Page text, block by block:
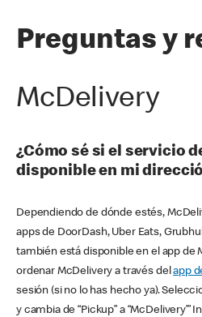
Preguntas y
McDelivery
¿Cómo sé si el servicio
disponible en mi
Dependiendo de dónde estés,
apps de DoorDash, Uber Eats,
también está disponible en el app de
ordenar McDelivery a través delapp
sesión (si no lo has hecho ya).
y cambia de “Pickup” a